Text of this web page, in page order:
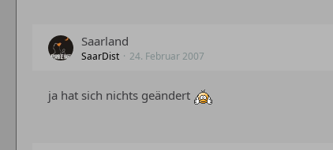
Saarland
SaarDist 24. Februar 2007
ja hat sich nichts geändert